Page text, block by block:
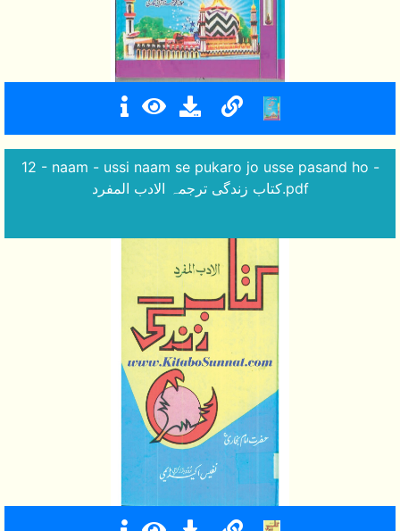
12 - naam - ussi naam se pukaro jo usse pasand ho -
کتاب زندگی ترجمہ الادب المفرد.pdf